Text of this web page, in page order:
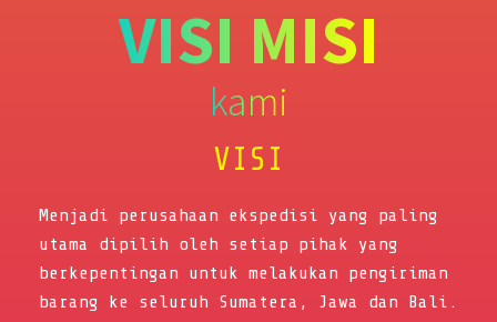
VISI MISI
kami
VISI
Menjadi perusahaan ekspedisi yang paling
utama dipilih oleh setiap pihak yang
berkepentingan untuk melakukan pengiriman
barang ke seluruh Sumatera, Jawa dan Bali.